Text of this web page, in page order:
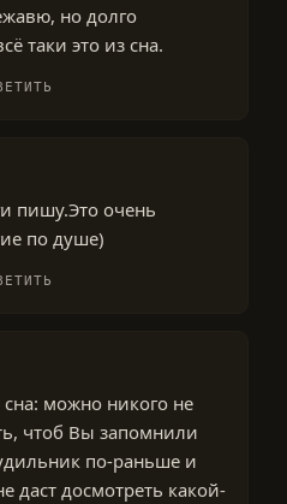
но долго
таки это из сна.
пишу.Это очень
по душе)
можно никого не
чтоб Вы запомнили
по-раньше и
даст досмотреть какой-